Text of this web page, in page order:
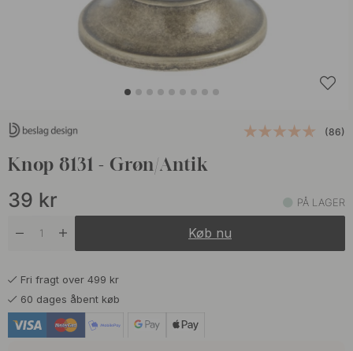
(86)
Knop 8131 - Grøn/Antik
39 kr PÅ LAGER
Køb nu
Fri fragt over 499 kr
60 dages åbent køb